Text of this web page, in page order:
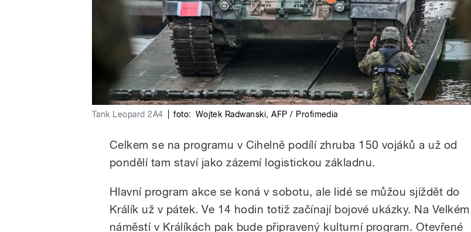
Tank Leopard 2A4 foto: Wojtek Radwanski,AFP / Profimedia
Celkem se na programu v Cihelně podílí zhruba 150 vojáků a už od
pondělí tam staví jako zázemí logistickou základnu.
Hlavní program akce se koná v sobotu, ale lidé se můžou sjíždět do
Králík už v pátek. Ve 14 hodin totiž začínají bojové ukázky. Na Velkém
náměstí v Králíkách pak bude připravený kulturní program. Otevřené